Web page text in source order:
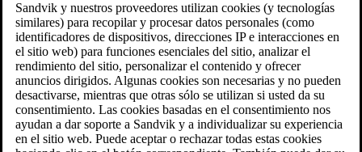
Sandvik y nuestros proveedores utilizan cookies (y tecnologías
similares) para recopilar y procesar datos personales (como
identificadores de dispositivos, direcciones IP e interacciones en
el sitio web) para funciones esenciales del sitio, analizar el
rendimiento del sitio, personalizar el contenido y ofrecer
anuncios dirigidos. Algunas cookies son necesarias y no pueden
desactivarse, mientras que otras sólo se utilizan si usted da su
consentimiento. Las cookies basadas en el consentimiento nos
ayudan a dar soporte a Sandvik y a individualizar su experiencia
en el sitio web. Puede aceptar o rechazar todas estas cookies